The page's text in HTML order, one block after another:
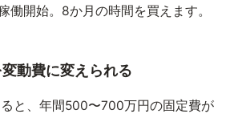
働開始。8か月の時間を買えます。
動費に変えられる
と、年間500〜700万円の固定費が